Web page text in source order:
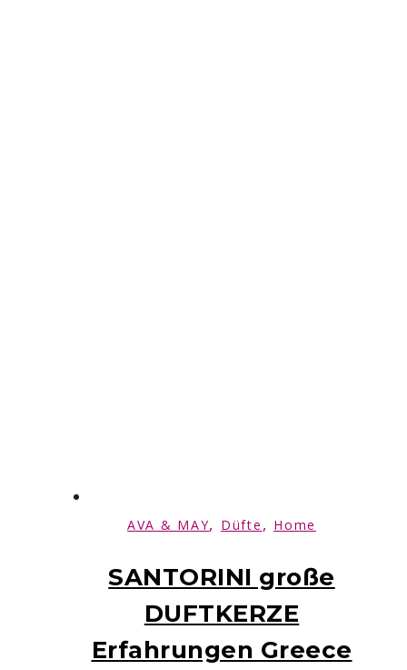
AVA & MAY, Düfte , Home
SANTORINI große
DUFTKERZE
Erfahrungen Greece